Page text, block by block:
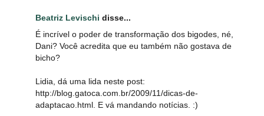
Beatriz Levischi disse...
É incrível o poder de transformação dos bigodes, né,
Dani? Você acredita que eu também não gostava de
bicho?
Lidia, dá uma lida neste post:
http://blog.gatoca.com.br/2009/11/dicas-de-
adaptacao.html. E vá mandando notícias. :)